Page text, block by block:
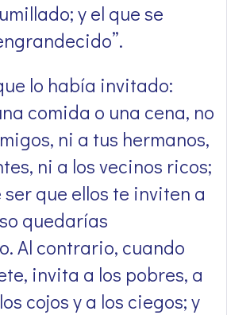
y el que se
lo había invitado:
comida o una cena, no
ni a tus hermanos,
ni a los vecinos ricos;
que ellos te inviten a
quedarías
Al contrario, cuando
invita a los pobres, a
cojos y a los ciegos; y